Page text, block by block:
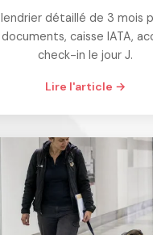
détaillé de 3 mois
documents, caisse IATA,
check-in le jour J.
Lire l'article →